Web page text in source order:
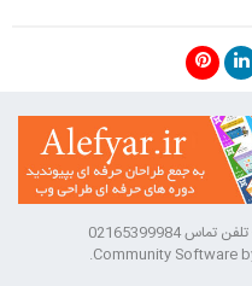
Community Software